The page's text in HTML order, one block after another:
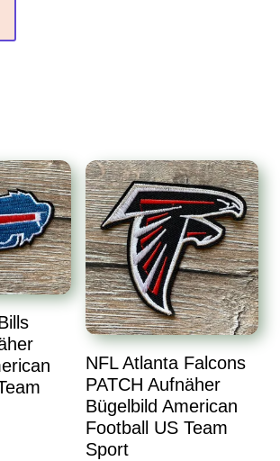
NFL Atlanta Falcons
PATCH Aufnäher
Bügelbild American
Football US Team
Sport